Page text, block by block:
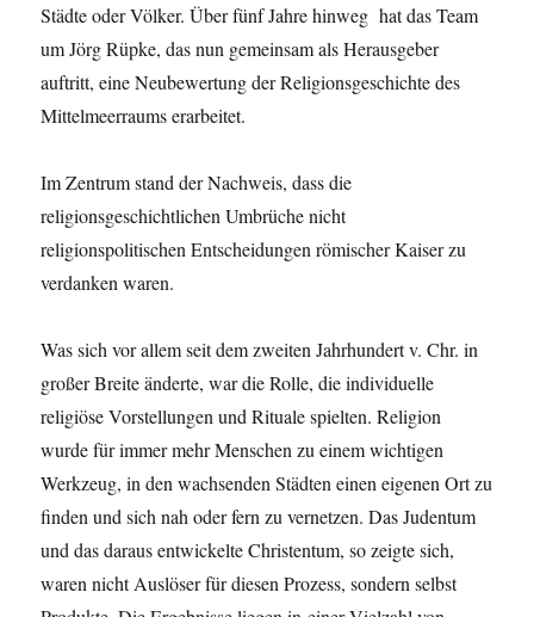
Städte oder Völker. Über fünf Jahre hinweg hat das Team
um Jörg Rüpke, das nun gemeinsam als Herausgeber
auftritt, eine Neubewertung der Religionsgeschichte des
Mittelmeerraums erarbeitet.
Im Zentrum stand der Nachweis, dass die
religionsgeschichtlichen Umbrüche nicht
religionspolitischen Entscheidungen römischer Kaiser zu
verdanken waren.
Was sich vor allem seit dem zweiten Jahrhundert v. Chr. in
großer Breite änderte, war die Rolle, die individuelle
religiöse Vorstellungen und Rituale spielten. Religion
wurde für immer mehr Menschen zu einem wichtigen
Werkzeug, in den wachsenden Städten einen eigenen Ort zu
finden und sich nah oder fern zu vernetzen. Das Judentum
und das daraus entwickelte Christentum, so zeigte sich,
waren nicht Auslöser für diesen Prozess, sondern selbst